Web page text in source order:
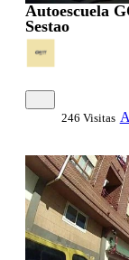
Autoescuela
Sestao
246 Visitas
00:02:47